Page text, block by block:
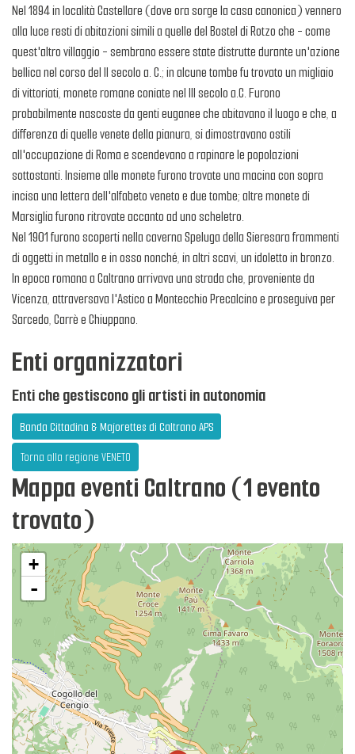
Nel 1894 in località Castellare (dove ora sorge la casa canonica) vennero
alla luce resti di abitazioni simili a quelle del Bostel di Rotzo che - come
quest'altro villaggio - sembrano essere state distrutte durante un'azione
bellica nel corso del II secolo a. C.; in alcune tombe fu trovato un migliaio
di vittoriati, monete romane coniate nel III secolo a.C. Furono
probabilmente nascoste da genti euganee che abitavano il luogo e che, a
differenza di quelle venete della pianura, si dimostravano ostili
all'occupazione di Roma e scendevano a rapinare le popolazioni
sottostanti. Insieme alle monete furono trovate una macina con sopra
incisa una lettera dell'alfabeto veneto e due tombe; altre monete di
Marsiglia furono ritrovate accanto ad uno scheletro.
Nel 1901 furono scoperti nella caverna Speluga della Sieresara frammenti
di oggetti in metallo e in osso nonché, in altri scavi, un idoletto in bronzo.
In epoca romana a Caltrano arrivava una strada che, proveniente da
Vicenza, attraversava l'Astico a Montecchio Precalcino e proseguiva per
Sarcedo, Carrè e Chiuppano.
Enti organizzatori
Enti che gestiscono gli artisti in autonomia
Banda Cittadina & Majorettes di Caltrano APS
Torna alla regione VENETO
Mappa eventi Caltrano (1 evento
trovato)
+
-